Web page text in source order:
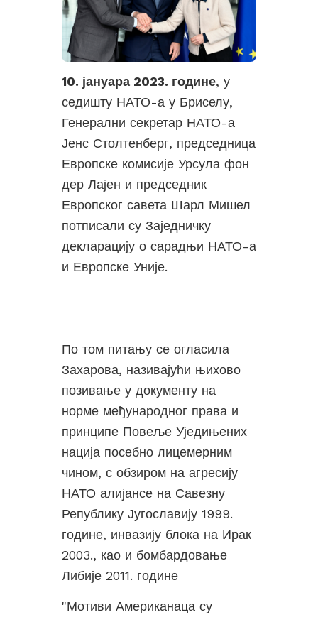
10. јануара 2023. године, у
седишту НАТО-а у Бриселу,
Генерални секретар НАТО-а
Јенс Столтенберг, председница
Европске комисије Урсула фон
дер Лајен и председник
Европског савета Шарл Мишел
потписали су Заједничку
декларацију о сарадњи НАТО-а
и Европске Уније.
По том питању се огласила
Захарова, називајући њихово
позивање у документу на
норме међународног права и
принципе Повеље Уједињених
нација посебно лицемерним
чином, с обзиром на агресију
НАТО алијансе на Савезну
Републику Југославију 1999.
године, инвазију блока на Ирак
2003., као и бомбардовање
Либије 2011. године
"Мотиви Американаца су